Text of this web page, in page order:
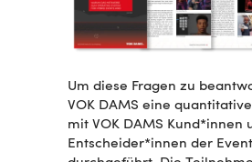
Um diese Fragen zu
VOK DAMS eine
mit VOK DAMS Kund*innen
Entscheider*innen der